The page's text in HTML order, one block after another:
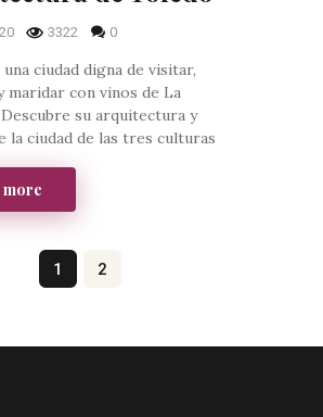
3322 0
ciudad digna de visitar,
maridar con vinos de La
su arquitectura y
la ciudad de las tres culturas
more
de entradas
Page
1 Page
2